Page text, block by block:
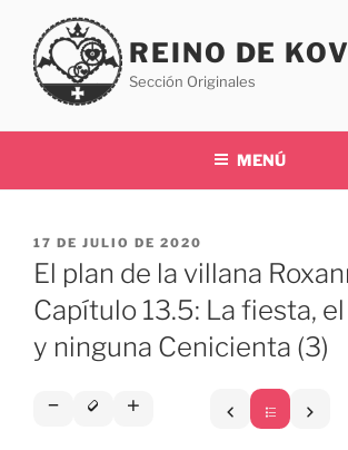
contenido
REINO DE
Sección Originales
MENÚ
PUBLICADO
EL
17 DE JULIO DE 2020
El plan de la villana
Capítulo 13.5: La fiesta,
y ninguna Cenicienta (3)